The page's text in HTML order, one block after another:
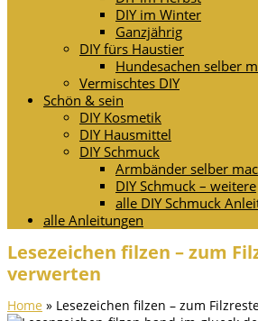
DIY im Winter
Ganzjährig
DIY fürs Haustier
Hundesachen selber
Vermischtes DIY
Schön & sein
DIY Kosmetik
DIY Hausmittel
DIY Schmuck
Armbänder selber
DIY Schmuck – weitere
alle DIY Schmuck
alle Anleitungen
Lesezeichen filzen – zum
verwerten
Home » Lesezeichen filzen – zum